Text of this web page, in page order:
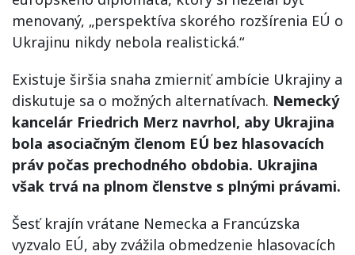
menovaný, „perspektíva skorého rozšírenia EÚ o
Ukrajinu nikdy nebola realistická.“
Existuje širšia snaha zmierniť ambície Ukrajiny a
diskutuje sa o možných alternatívach. Nemecký
kancelár Friedrich Merz navrhol, aby Ukrajina
bola asociačným členom EÚ bez hlasovacích
práv počas prechodného obdobia. Ukrajina
však trvá na plnom členstve s plnými právami.
Šesť krajín vrátane Nemecka a Francúzska
vyzvalo EÚ, aby zvážila obmedzenie hlasovacích